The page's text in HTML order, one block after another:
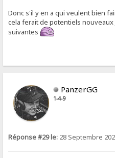
Donc s'il y en a qui veulent bien
cela ferait de potentiels
suivantes
PanzerGG
1-4-9
Réponse #29 le: 28 Septembre